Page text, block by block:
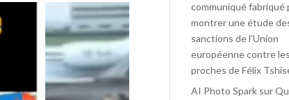
communiqué fabriqué
montrer une étude
sanctions de l’Union
européenne contre les
proches de Félix
AI Photo Spark sur